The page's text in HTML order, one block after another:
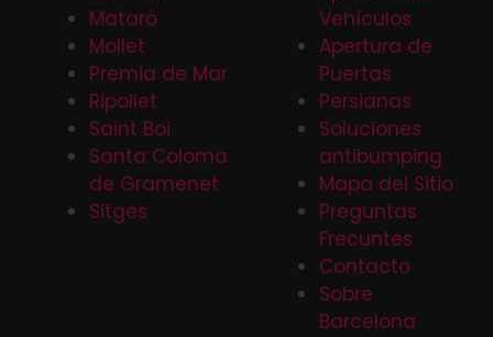
Mataró
Mollet
Premia de Mar
Ripollet
Saint Boi
Santa Coloma
de Gramenet
Sitges
Vehículos
Apertura de
Puertas
Persianas
Soluciones
antibumping
Mapa del Sitio
Preguntas
Frecuntes
Contacto
Sobre
Barcelona